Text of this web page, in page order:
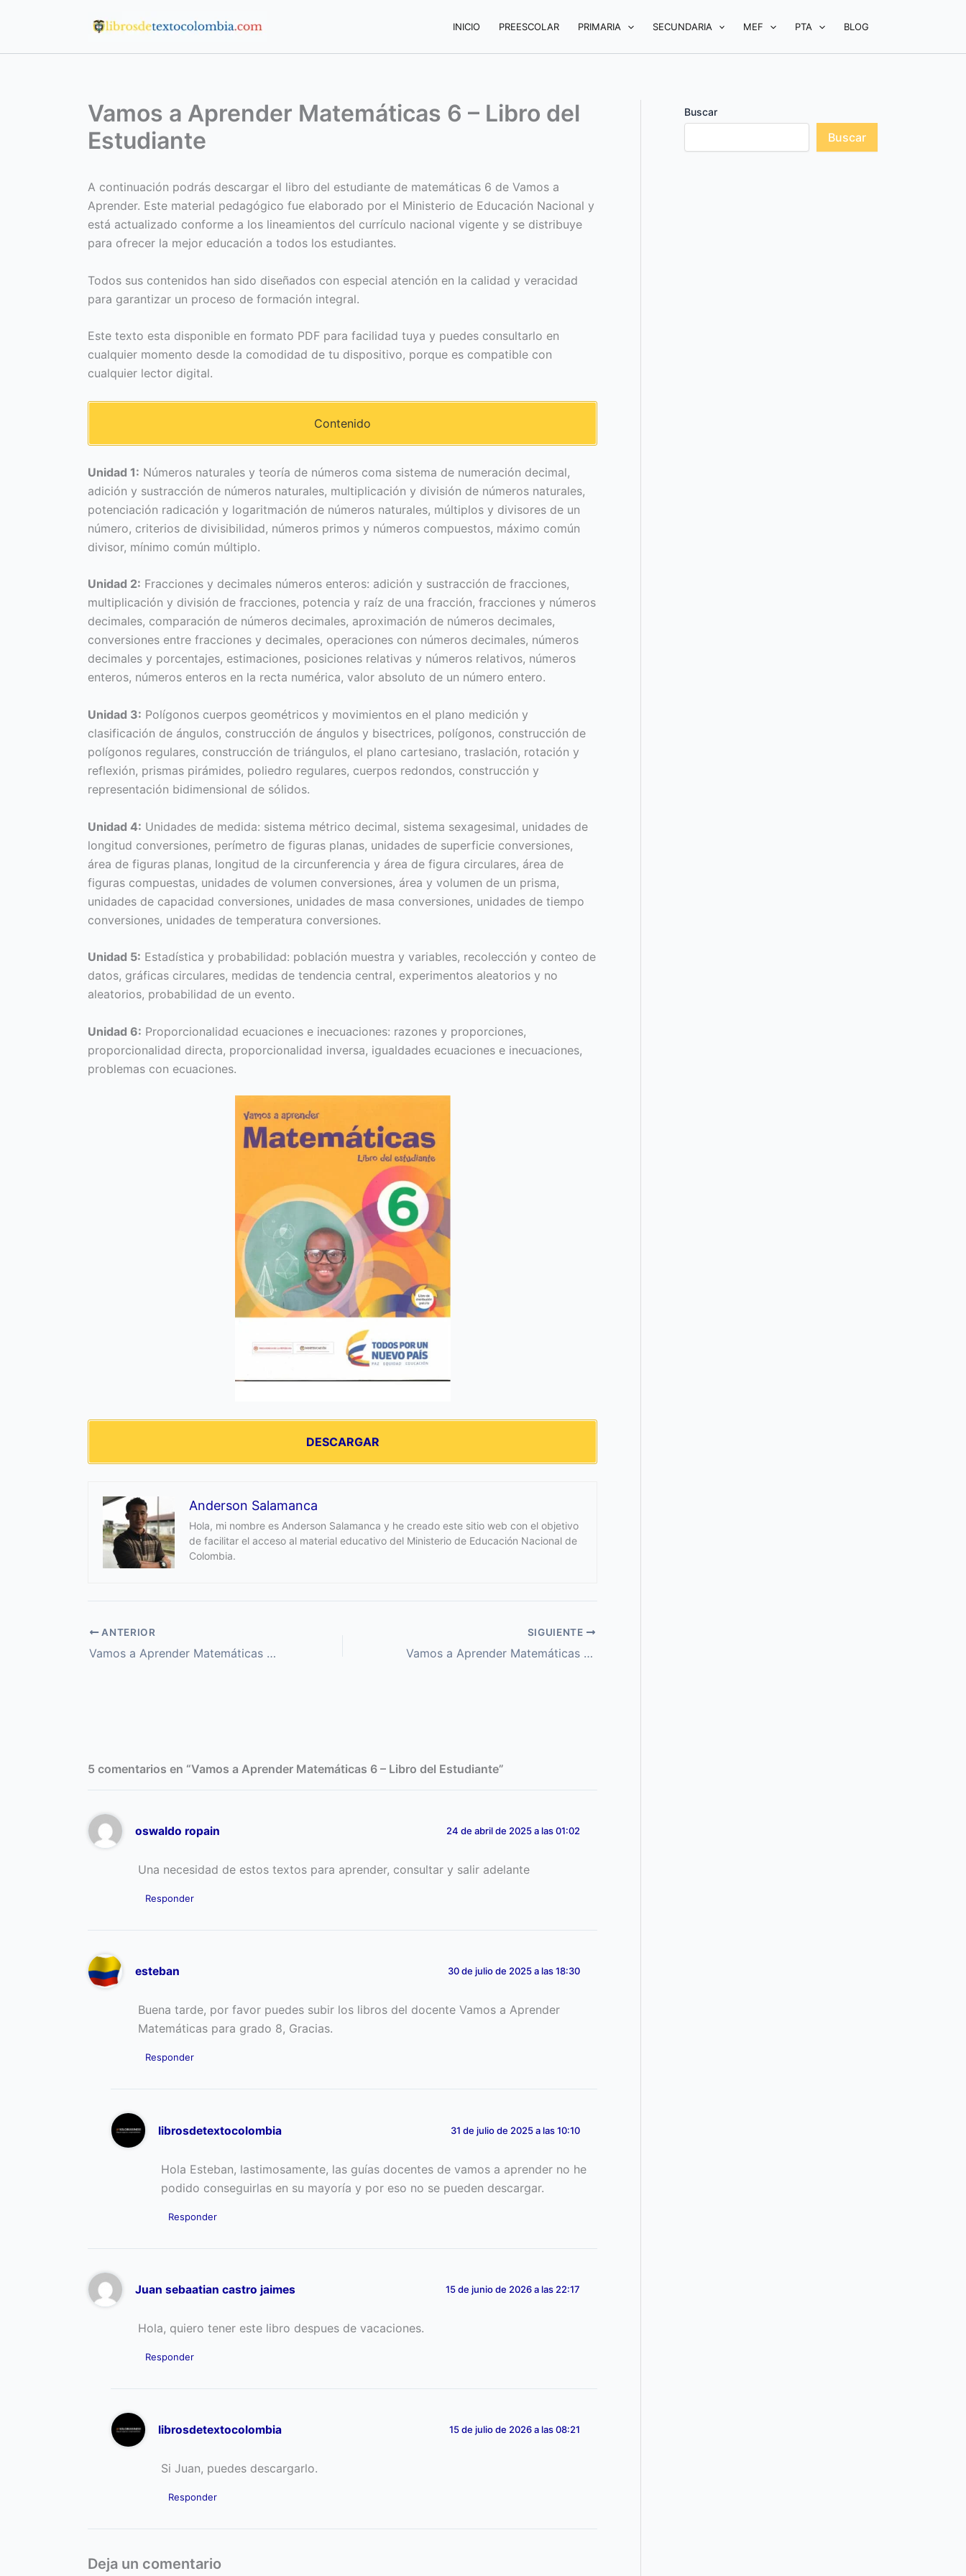
INICIO PREESCOLAR PRIMARIA SECUNDARIA MEF PTA BLOG
Vamos a Aprender Matemáticas 6 – Libro del
Estudiante
A continuación podrás descargar el libro del estudiante de matemáticas 6 de Vamos a
Aprender. Este material pedagógico fue elaborado por el Ministerio de Educación Nacional y
está actualizado conforme a los lineamientos del currículo nacional vigente y se distribuye
para ofrecer la mejor educación a todos los estudiantes.
Todos sus contenidos han sido diseñados con especial atención en la calidad y veracidad
para garantizar un proceso de formación integral.
Este texto esta disponible en formato PDF para facilidad tuya y puedes consultarlo en
cualquier momento desde la comodidad de tu dispositivo, porque es compatible con
cualquier lector digital.
Contenido
Unidad 1: Números naturales y teoría de números coma sistema de numeración decimal,
adición y sustracción de números naturales, multiplicación y división de números naturales,
potenciación radicación y logaritmación de números naturales, múltiplos y divisores de un
número, criterios de divisibilidad, números primos y números compuestos, máximo común
divisor, mínimo común múltiplo.
Unidad 2: Fracciones y decimales números enteros: adición y sustracción de fracciones,
multiplicación y división de fracciones, potencia y raíz de una fracción, fracciones y números
decimales, comparación de números decimales, aproximación de números decimales,
conversiones entre fracciones y decimales, operaciones con números decimales, números
decimales y porcentajes, estimaciones, posiciones relativas y números relativos, números
enteros, números enteros en la recta numérica, valor absoluto de un número entero.
Unidad 3: Polígonos cuerpos geométricos y movimientos en el plano medición y
clasificación de ángulos, construcción de ángulos y bisectrices, polígonos, construcción de
polígonos regulares, construcción de triángulos, el plano cartesiano, traslación, rotación y
reflexión, prismas pirámides, poliedro regulares, cuerpos redondos, construcción y
representación bidimensional de sólidos.
Unidad 4: Unidades de medida: sistema métrico decimal, sistema sexagesimal, unidades de
longitud conversiones, perímetro de figuras planas, unidades de superficie conversiones,
área de figuras planas, longitud de la circunferencia y área de figura circulares, área de
figuras compuestas, unidades de volumen conversiones, área y volumen de un prisma,
unidades de capacidad conversiones, unidades de masa conversiones, unidades de tiempo
conversiones, unidades de temperatura conversiones.
Unidad 5: Estadística y probabilidad: población muestra y variables, recolección y conteo de
datos, gráficas circulares, medidas de tendencia central, experimentos aleatorios y no
aleatorios, probabilidad de un evento.
Unidad 6: Proporcionalidad ecuaciones e inecuaciones: razones y proporciones,
proporcionalidad directa, proporcionalidad inversa, igualdades ecuaciones e inecuaciones,
problemas con ecuaciones.
DESCARGAR
Anderson Salamanca
Hola, mi nombre es Anderson Salamanca y he creado este sitio web con el objetivo
de facilitar el acceso al material educativo del Ministerio de Educación Nacional de
Colombia.
ANTERIOR
Vamos a Aprender Matemáticas 5 – Cuaderno de Trabajo
SIGUIENTE
Vamos a Aprender Matemáticas 8 – Libro del Estudiante
5 comentarios en “Vamos a Aprender Matemáticas 6 – Libro del Estudiante”
oswaldo ropain 24 de abril de 2025 a las 01:02
Una necesidad de estos textos para aprender, consultar y salir adelante
Responder
esteban 30 de julio de 2025 a las 18:30
Buena tarde, por favor puedes subir los libros del docente Vamos a Aprender
Matemáticas para grado 8, Gracias.
Responder
librosdetextocolombia 31 de julio de 2025 a las 10:10
Hola Esteban, lastimosamente, las guías docentes de vamos a aprender no he
podido conseguirlas en su mayoría y por eso no se pueden descargar.
Responder
Juan sebaatian castro jaimes 15 de junio de 2026 a las 22:17
Hola, quiero tener este libro despues de vacaciones.
Responder
librosdetextocolombia 15 de julio de 2026 a las 08:21
Si Juan, puedes descargarlo.
Responder
Deja un comentario
Buscar
Buscar